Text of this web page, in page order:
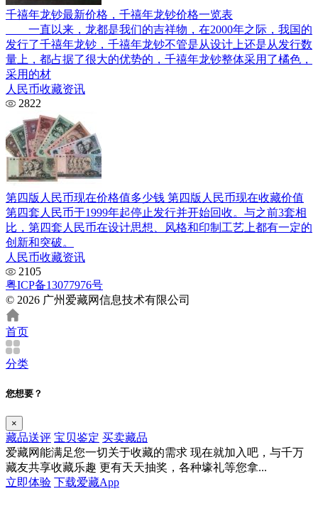
千禧年龙钞最新价格，千禧年龙钞价格一览表
一直以来，龙都是我们的吉祥物，在2000年之际，我国的
发行了千禧年龙钞，千禧年龙钞不管是从设计上还是从发行数
量上，都占据了很大的优势的，千禧年龙钞整体采用了橘色，
采用的材
人民币收藏资讯
2822
第四版人民币现在价格值多少钱 第四版人民币现在收藏价值
第四套人民币于1999年起停止发行并开始回收。与之前3套相
比，第四套人民币在设计思想、风格和印制工艺上都有一定的
创新和突破。
人民币收藏资讯
2105
粤ICP备13077976号
© 2026 广州爱藏网信息技术有限公司
首页
分类
您想要？
×
藏品送评 宝贝鉴定 买卖藏品
爱藏网能满足您一切关于收藏的需求 现在就加入吧，与千万
藏友共享收藏乐趣 更有天天抽奖，各种壕礼等您拿...
立即体验 下载爱藏App